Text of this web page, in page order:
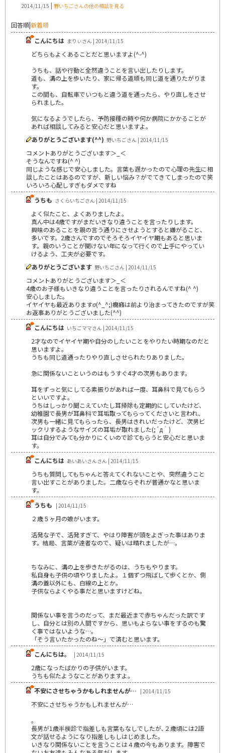
2014/11/15 | 野いちごさんの他の相談を見る
回答順|新着順
こんにちは まりぃさん | 2014/11/15
どちらもよくあることだと思いますよ(^-^)
うちも、話や行動と全然違うことを言い出したりします。
道も、溝の上を歩いたり、家に帰る道順も同じ道を通りたがりま
す。
この間も、自転車でいつもと違う道を通ったら、やり直しをさせ
られました。
気になるようでしたら、予防接種の時や何か病院にかかることが
あれば相談してみると安心だと思いますよ。
ありがとうございます(^^) 野いちごさん | 2014/11/15
コメントありがとうございます＞_＜
そうなんですね(^ ^)
同じような感じで安心しました。言葉も遅かったので心理の先生に相
談したことはあるのですが、新しい悩み？がでてきてしまったので笑
いろいろ心配しすぎもダメですね
うちも さくらいちごさん | 2014/11/15
よく似たこと、よくありましたよ。
真ん中は4歳ですがまだいきなり違うことを言ったりします。
興味のあることを親の言う通りにさせようとすると嫌がること、
多いです。2歳さんですのでそろそろイヤイヤ期もあると思いま
す。親のいうことが聞けない年になって行くので上手にやってい
けるよう、工夫が必要です。
ありがとうございます 野いちごさん | 2014/11/15
コメントありがとうございます＞_＜
4歳のお子様もいきなり違うことを言ったりされるんですね(^ ^)
安心しました。
イヤイヤも最近ありますσ(^_^;)癇癪は前より治まってきたのですが笑
お返事ありがとうございました(^^)
こんにちは いちごママさん | 2014/11/15
2才なのでイヤイヤ期や自分のしたいことをやりたい時期なのだと
思いますよ。
うちも同じ道通ったりやり直しさせられたりありました。
急に関係ないこというのはもうすぐ4才の次男もあります。
耳をずっと気にしてる素振りがあれば一度、耳鼻科で見てもらう
といいですよ。
うちはしっかり聞こえていたし耳掃除も定期的にしていたけど、
幼稚園で長男が耳鼻科で耳垢取ってもらってくださいと言われ、
次男も一緒に見てもらったら、長男はきれいだったけど、次男ビ
ックリするようなサイズの耳垢が取れました(;´д｀)
耳は自分でみても分かりにくいので診てもらうと安心だと思いま
す。
こんにちは あいあいさんさん | 2014/11/15
うちも質問してもちゃんと答えてくれないことや、突然違うこと
言い出すことがありました。二歳ならそれが普通かなと思いま
す。
うちも | 2014/11/15
２歳５ヶ月の娘がいます。
活発な子で、活発すぎて、やはり障害が頭をよぎった事はありま
す。結局、言葉が達者なので、疑いは晴れましたが…。
ちなみに、溝の上を歩きたがるのは、うちもやります。
私自身も子供の頃やりましたよ。１個ずつ飛ばして歩くとか、側
溝の蓋以外にも、白線の上とか。
子供ならよくやる事だと思いますけどね。
関係ない事を言うのだって、まだ最近まで赤ちゃんだった訳です
し、自分とは別の人間ですから、思いもよらない事をするのも驚
く事ではないような…。
「そう言いたかったのね〜」で済むと思います。
こんにちは。
| 2014/11/15
2歳になったばかりの子供がいます。
うちも似たようなことがありますよ。
不安にさせちゃうかもしれませんが… | 2014/11/15
不安にさせちゃうかもしれませんが…
｡
長男が1歳半検診で指差しも言葉もなしでしたが､２歳頃には2語
文が話せるようになり指差しもしはじめました｡
いきなり関係ないことを言うことは４歳の今もあります。障害で